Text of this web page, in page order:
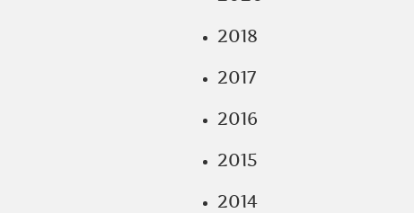
2018
2017
2016
2015
2014